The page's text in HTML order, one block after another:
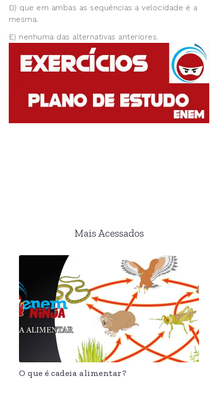
D) que em ambas as sequências a velocidade é a
mesma.
E) nenhuma das alternativas anteriores.
Mais Acessados
O que é cadeia alimentar?